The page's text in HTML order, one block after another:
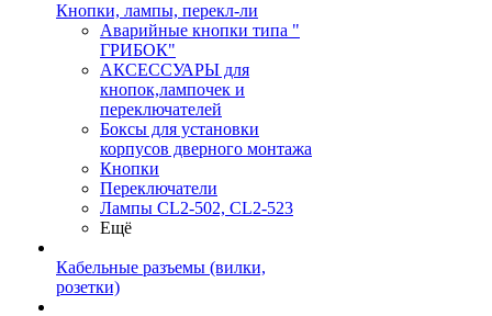
Кнопки, лампы, перекл-ли
Аварийные кнопки типа "
ГРИБОК"
АКСЕССУАРЫ для
кнопок,лампочек и
переключателей
Боксы для установки
корпусов дверного монтажа
Кнопки
Переключатели
Лампы CL2-502, CL2-523
Ещё
Кабельные разъемы (вилки,
розетки)